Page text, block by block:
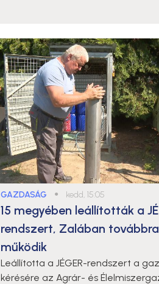
GAZDASÁG ● kedd, 15:05
15 megyében leállították a
rendszert, Zalában
működik
Leállította a JÉGER-rendszert a
kérésére az Agrár- és